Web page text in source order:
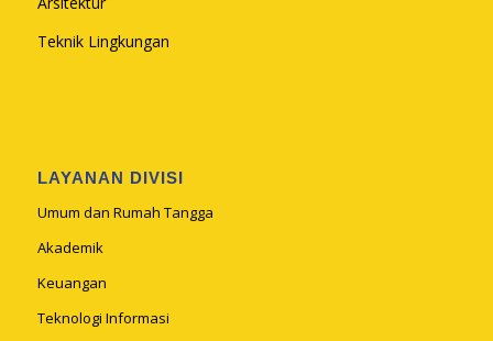
Teknik Lingkungan
LAYANAN DIVISI
Umum dan Rumah Tangga
Akademik
Keuangan
Teknologi Informasi